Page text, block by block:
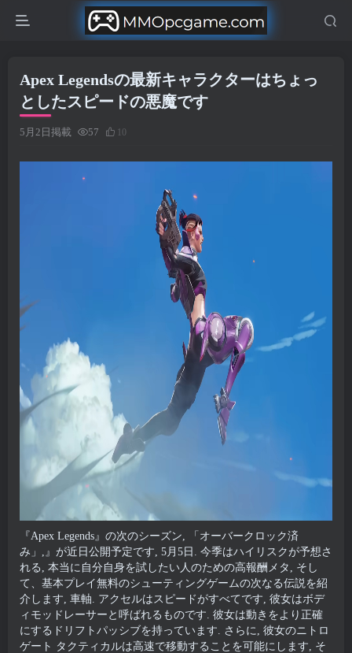
Apex Legendsの最新キャラクターはちょっ
としたスピードの悪魔です
5月2日掲載 57 10
『Apex Legends』の次のシーズン, 「オーバークロック済
み」,』が近日公開予定です, 5月5日. 今季はハイリスクが予想さ
れる, 本当に自分自身を試したい人のための高報酬メタ, そし
て、基本プレイ無料のシューティングゲームの次なる伝説を紹
介します, 車軸. アクセルはスピードがすべてです, 彼女はボデ
ィモッドレーサーと呼ばれるものです. 彼女は動きをより正確
にするドリフトパッシブを持っています. さらに, 彼女のニトロ
ゲート タクティカルは高速で移動することを可能にします, そ